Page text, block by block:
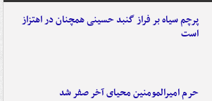
پرچم سیاه بر فراز گنبد حسینی همچنان در اهتزاز
است
حرم امیرالمومنین محیای آخر صفر شد